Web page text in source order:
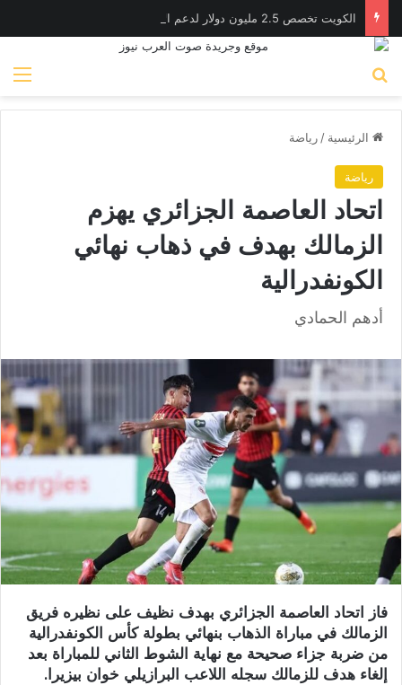
الرئيسية / رياضة
رياضة
اتحاد العاصمة الجزائري يهزم
الزمالك بهدف في ذهاب نهائي
الكونفدرالية
أدهم الحمادي
فاز اتحاد العاصمة الجزائري بهدف نظيف على نظيره فريق
الزمالك في مباراة الذهاب بنهائي بطولة كأس الكونفدرالية
من ضربة جزاء صحيحة مع نهاية الشوط الثاني للمباراة بعد
إلغاء هدف للزمالك سجله اللاعب البرازيلي خوان بيزيرا.